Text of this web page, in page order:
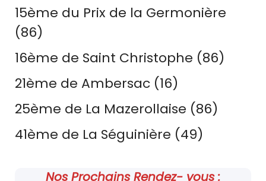
15ème du Prix de la Germonière
(86)
16ème de Saint Christophe (86)
21ème de Ambersac (16)
25ème de La Mazerollaise (86)
41ème de La Séguinière (49)
Nos Prochains Rendez- vous :